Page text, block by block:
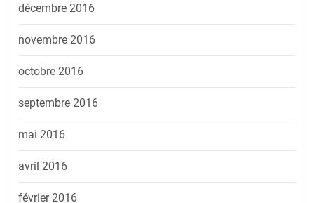
décembre 2016
novembre 2016
octobre 2016
septembre 2016
mai 2016
avril 2016
février 2016